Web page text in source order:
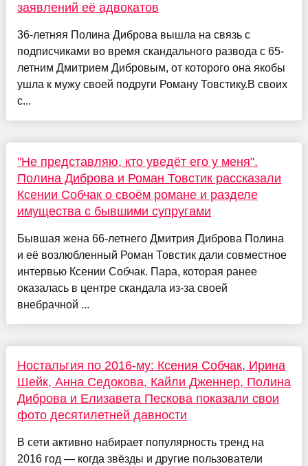
заявлений её адвокатов
36-летняя Полина Диброва вышла на связь с
подписчиками во время скандального развода с 65-
летним Дмитрием Дибровым, от которого она якобы
ушла к мужу своей подруги Роману Товстику.В своих
с...
"Не представляю, кто уведёт его у меня".
Полина Диброва и Роман Товстик рассказали
Ксении Собчак о своём романе и разделе
имущества с бывшими супругами
Бывшая жена 66-летнего Дмитрия Диброва Полина
и её возлюбленный Роман Товстик дали совместное
интервью Ксении Собчак. Пара, которая ранее
оказалась в центре скандала из-за своей
внебрачной ...
Ностальгия по 2016-му: Ксения Собчак, Ирина
Шейк, Анна Седокова, Кайли Дженнер, Полина
Диброва и Елизавета Пескова показали свои
фото десятилетней давности
В сети активно набирает популярность тренд на
2016 год — когда звёзды и другие пользователи